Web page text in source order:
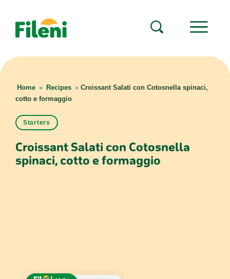
Home » Recipes » Croissant Salati con Cotosnella spinaci,
cotto e formaggio
Starters
Croissant Salati con Cotosnella
spinaci, cotto e formaggio